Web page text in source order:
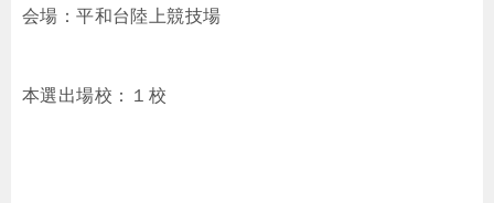
会場：平和台陸上競技場
本選出場校：１校